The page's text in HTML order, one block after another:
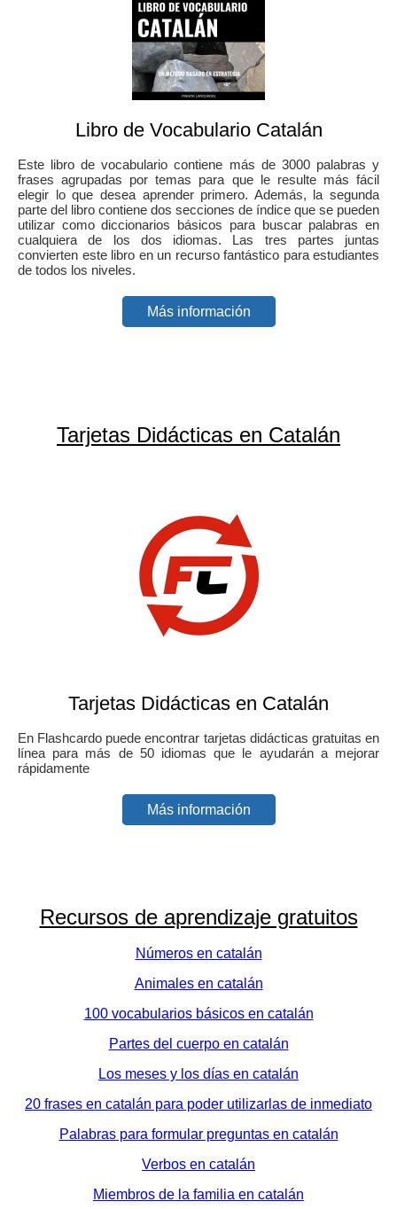
Libro de Vocabulario Catalán
Este libro de vocabulario contiene más de 3000 palabras y
frases agrupadas por temas para que le resulte más fácil
elegir lo que desea aprender primero. Además, la segunda
parte del libro contiene dos secciones de índice que se pueden
utilizar como diccionarios básicos para buscar palabras en
cualquiera de los dos idiomas. Las tres partes juntas
convierten este libro en un recurso fantástico para estudiantes
de todos los niveles.
Más información
Tarjetas Didácticas en Catalán
Tarjetas Didácticas en Catalán
En Flashcardo puede encontrar tarjetas didácticas gratuitas en
línea para más de 50 idiomas que le ayudarán a mejorar
rápidamente
Más información
Recursos de aprendizaje gratuitos
Números en catalán
Animales en catalán
100 vocabularios básicos en catalán
Partes del cuerpo en catalán
Los meses y los días en catalán
20 frases en catalán para poder utilizarlas de inmediato
Palabras para formular preguntas en catalán
Verbos en catalán
Miembros de la familia en catalán